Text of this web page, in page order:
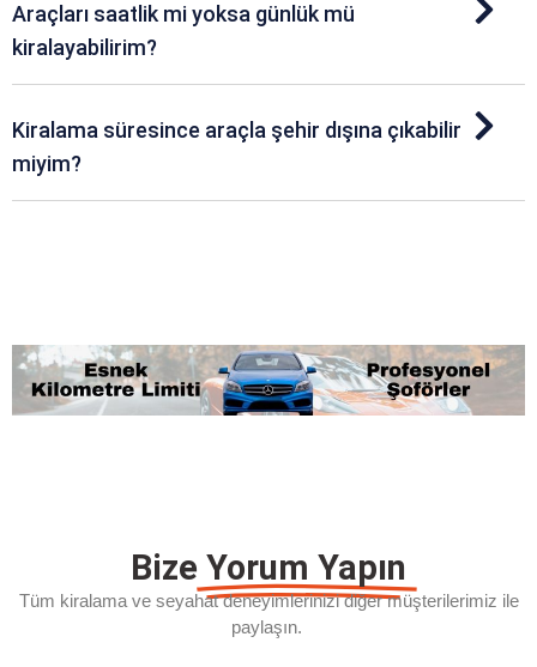
Araçları saatlik mi yoksa günlük mü
kiralayabilirim?
Kiralama süresince araçla şehir dışına çıkabilir
miyim?
Bize Yorum Yapın
Tüm kiralama ve seyahat deneyimlerinizi diğer müşterilerimiz ile
paylaşın.